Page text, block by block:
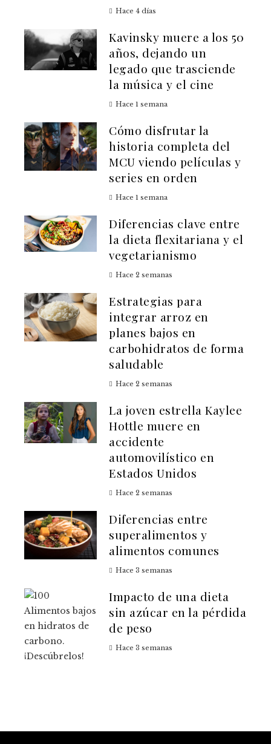
Hace 4 días
Kavinsky muere a los 50
años, dejando un
legado que trasciende
la música y el cine
Hace 1 semana
Cómo disfrutar la
historia completa del
MCU viendo películas y
series en orden
Hace 1 semana
Diferencias clave entre
la dieta flexitariana y el
vegetarianismo
Hace 2 semanas
Estrategias para
integrar arroz en
planes bajos en
carbohidratos de forma
saludable
Hace 2 semanas
La joven estrella Kaylee
Hottle muere en
accidente
automovilístico en
Estados Unidos
Hace 2 semanas
Diferencias entre
superalimentos y
alimentos comunes
Hace 3 semanas
Impacto de una dieta
sin azúcar en la pérdida
de peso
Hace 3 semanas